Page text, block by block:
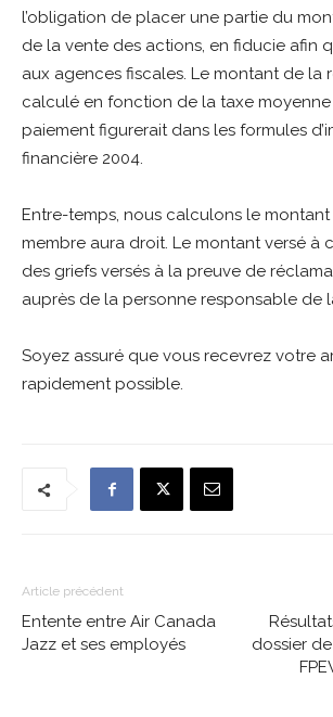
l’obligation de placer une partie du
de la vente des actions, en fiducie afin
aux agences fiscales. Le montant de la
calculé en fonction de la taxe moyenne
paiement figurerait dans les formules
financière 2004.
Entre-temps, nous calculons le
membre aura droit. Le montant versé à
des griefs versés à la preuve de
auprès de la personne responsable de
Soyez assuré que vous recevrez votre
rapidement possible.
Article précédent
Entente entre Air Canada
Jazz et ses employés
dossier